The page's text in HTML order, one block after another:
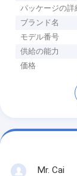
パッケージの詳
ブランド名
モデル番号
供給の能力
価格
Mr. Cai